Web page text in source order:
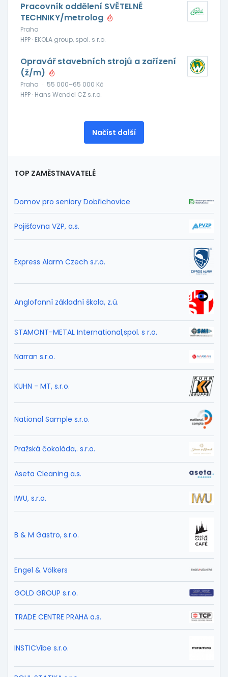
Pracovník oddělení SVĚTELNÉ
TECHNIKY/metrolog
Praha
HPP · EKOLA group, spol. s r.o.
Opravář stavebních strojů a zařízení
(ž/m)
Praha · 55 000–65 000 Kč
HPP · Hans Wendel CZ s.r.o.
Načíst další
TOP ZAMĚSTNAVATELÉ
Domov pro seniory Dobřichovice
Pojišťovna VZP, a.s.
Express Alarm Czech s.r.o.
Anglofonní základní škola, z.ú.
STAMONT-METAL International,spol. s r.o.
Narran s.r.o.
KUHN - MT, s.r.o.
National Sample s.r.o.
Pražská čokoláda,. s.r.o.
Aseta Cleaning a.s.
IWU, s.r.o.
B & M Gastro, s.r.o.
Engel & Völkers
GOLD GROUP s.r.o.
TRADE CENTRE PRAHA a.s.
INSTICVibe s.r.o.